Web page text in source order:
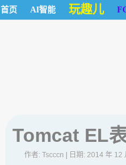
首页 AI智能 玩趣儿
Tomcat EL
作者: Tscccn | 日期: 2014 年